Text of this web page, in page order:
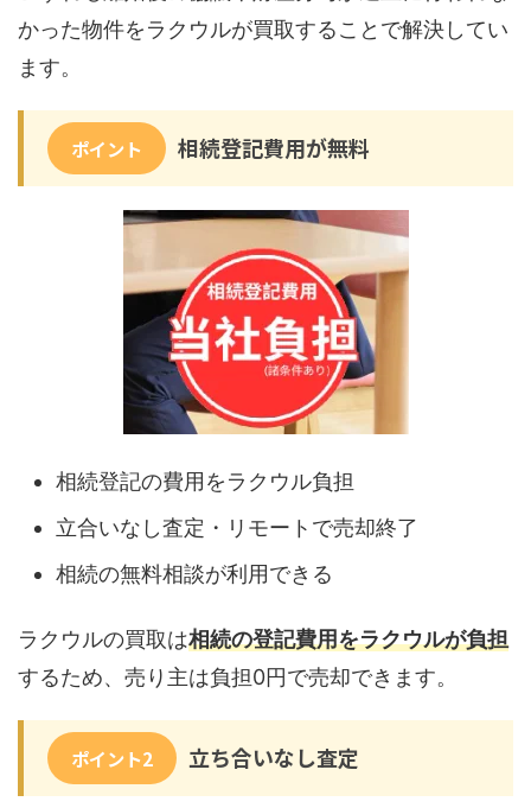
かった物件をラクウルが買取することで解決してい
ます。
ポイント 相続登記費用が無料
相続登記の費用をラクウル負担
立合いなし査定・リモートで売却終了
相続の無料相談が利用できる
ラクウルの買取は相続の登記費用をラクウルが負担
するため、売り主は負担0円で売却できます。
ポイント2 立ち合いなし査定